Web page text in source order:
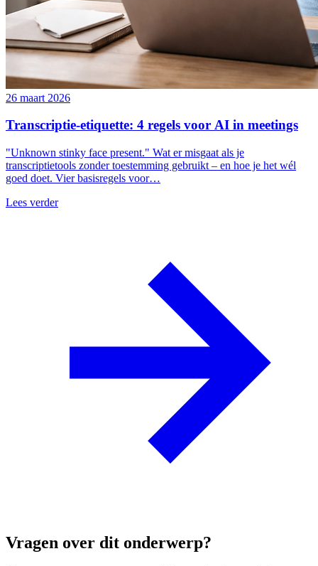
26 maart 2026
Transcriptie-etiquette: 4 regels voor AI in meetings
"Unknown stinky face present." Wat er misgaat als je
transcriptietools zonder toestemming gebruikt – en hoe je het wél
goed doet. Vier basisregels voor…
Lees verder
Vragen over dit onderwerp?